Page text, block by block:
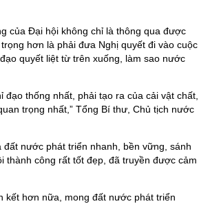
của Đại hội không chỉ là thông qua được
hơn là phải đưa Nghị quyết đi vào cuộc
quyết liệt từ trên xuống, làm sao nước
thống nhất, phải tạo ra của cải vật chất,
trọng nhất,” Tổng Bí thư, Chủ tịch nước
nước phát triển nhanh, bền vững, sánh
công rất tốt đẹp, đã truyền được cảm
kết hơn nữa, mong đất nước phát triển